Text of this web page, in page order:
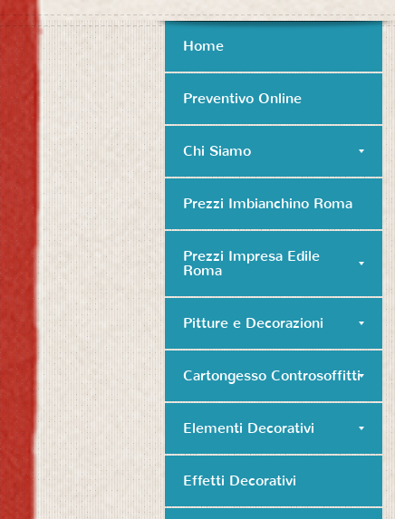
Home
Preventivo Online
Chi Siamo
Prezzi Imbianchino Roma
Prezzi Impresa Edile
Roma
Pitture e Decorazioni
Cartongesso Controsoffitti
Elementi Decorativi
Effetti Decorativi